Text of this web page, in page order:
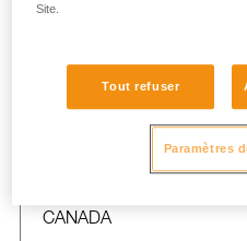
Site.
Tout refuser
Paramètres